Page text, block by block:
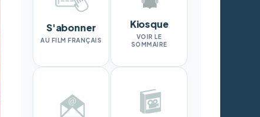
S'abonner
AU FILM FRANÇAIS
Kiosque
VOIR LE
SOMMAIRE